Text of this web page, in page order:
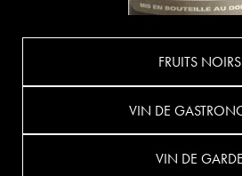
FRUITS NOIRS
VIN DE
VIN DE GARDE